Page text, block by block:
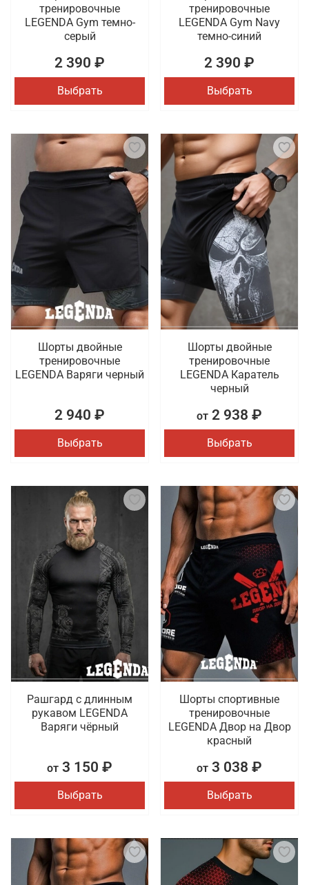
тренировочные
LEGENDA Gym темно-
серый
2 390 ₽
Выбрать
тренировочные
LEGENDA Gym Navy
темно-синий
2 390 ₽
Выбрать
Шорты двойные
тренировочные
LEGENDA Варяги черный
2 940 ₽
Выбрать
Шорты двойные
тренировочные
LEGENDA Каратель
черный
от 2 938 ₽
Выбрать
Рашгард с длинным
рукавом LEGENDA
Варяги чёрный
от 3 150 ₽
Выбрать
Шорты спортивные
тренировочные
LEGENDA Двор на Двор
красный
от 3 038 ₽
Выбрать